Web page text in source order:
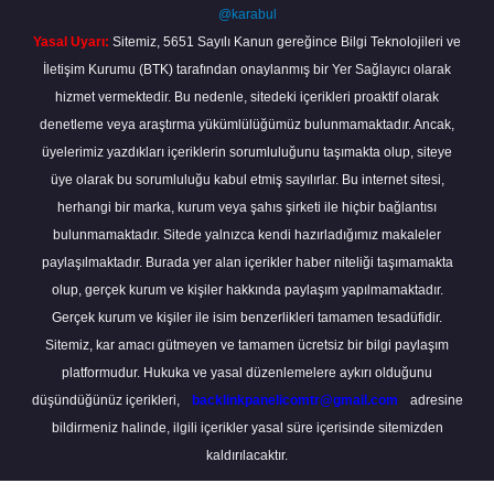
@karabul
Yasal Uyarı: Sitemiz, 5651 Sayılı Kanun gereğince Bilgi Teknolojileri ve
İletişim Kurumu (BTK) tarafından onaylanmış bir Yer Sağlayıcı olarak
hizmet vermektedir. Bu nedenle, sitedeki içerikleri proaktif olarak
denetleme veya araştırma yükümlülüğümüz bulunmamaktadır. Ancak,
üyelerimiz yazdıkları içeriklerin sorumluluğunu taşımakta olup, siteye
üye olarak bu sorumluluğu kabul etmiş sayılırlar. Bu internet sitesi,
herhangi bir marka, kurum veya şahıs şirketi ile hiçbir bağlantısı
bulunmamaktadır. Sitede yalnızca kendi hazırladığımız makaleler
paylaşılmaktadır. Burada yer alan içerikler haber niteliği taşımamakta
olup, gerçek kurum ve kişiler hakkında paylaşım yapılmamaktadır.
Gerçek kurum ve kişiler ile isim benzerlikleri tamamen tesadüfidir.
Sitemiz, kar amacı gütmeyen ve tamamen ücretsiz bir bilgi paylaşım
platformudur. Hukuka ve yasal düzenlemelere aykırı olduğunu
düşündüğünüz içerikleri,
backlinkpanelicomtr@gmail.com
adresine
bildirmeniz halinde, ilgili içerikler yasal süre içerisinde sitemizden
kaldırılacaktır.